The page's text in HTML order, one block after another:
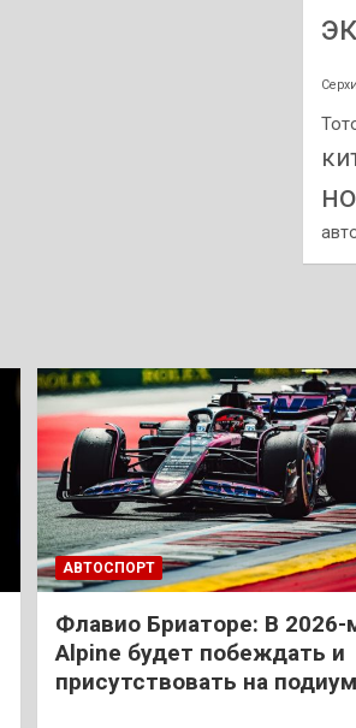
АВТОСПОРТ
Флавио Бриаторе: В 2026-
Alpine будет побеждать и
присутствовать на